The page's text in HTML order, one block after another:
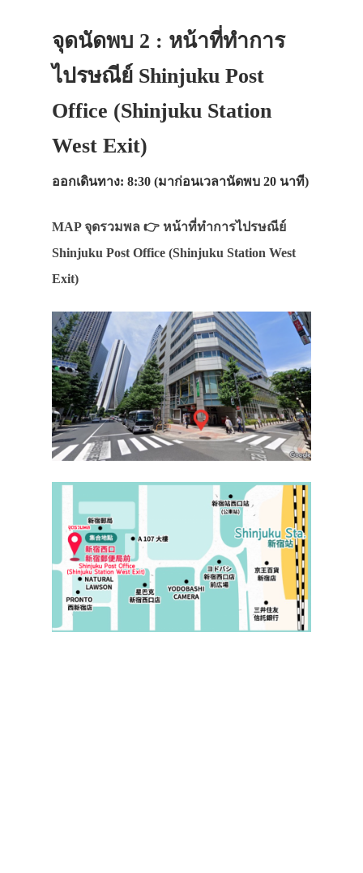
จุดนัดพบ 2 : หน้าที่ทำการ
ไปรษณีย์ Shinjuku Post
Office (Shinjuku Station
West Exit)
ออกเดินทาง: 8:30 (มาก่อนเวลานัดพบ 20 นาที)
MAP จุดรวมพล 👉 หน้าที่ทำการไปรษณีย์
Shinjuku Post Office (Shinjuku Station West
Exit)